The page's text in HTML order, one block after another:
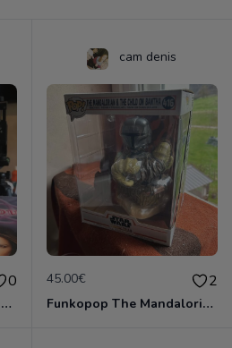
0
Funkopop Obi-Wan Kenobi spécial édition art série encore sous blister 536
cam denis
45.00€ 2
Funkopop The Mandalorian&the child on Bantha 416